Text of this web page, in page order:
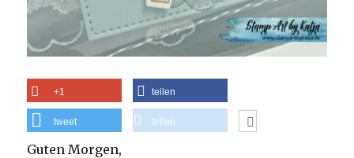
+1 teilen
tweet teilen
Guten Morgen,